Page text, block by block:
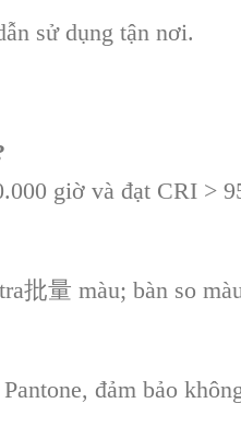
sử dụng tận nơi.
giờ và đạt CRI >
批量 màu; bàn so
đảm bảo